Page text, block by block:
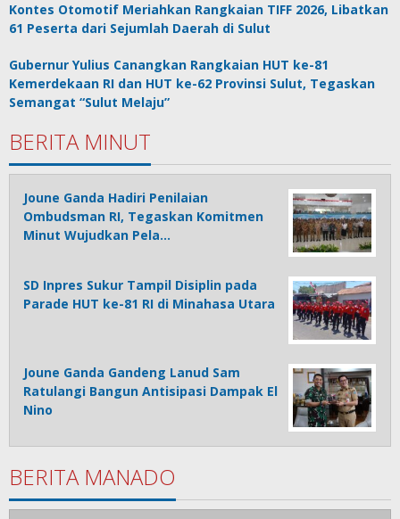
Kontes Otomotif Meriahkan Rangkaian TIFF 2026, Libatkan
61 Peserta dari Sejumlah Daerah di Sulut
Gubernur Yulius Canangkan Rangkaian HUT ke-81
Kemerdekaan RI dan HUT ke-62 Provinsi Sulut, Tegaskan
Semangat “Sulut Melaju”
BERITA MINUT
Joune Ganda Hadiri Penilaian
Ombudsman RI, Tegaskan Komitmen
Minut Wujudkan Pela…
SD Inpres Sukur Tampil Disiplin pada
Parade HUT ke-81 RI di Minahasa Utara
Joune Ganda Gandeng Lanud Sam
Ratulangi Bangun Antisipasi Dampak El
Nino
BERITA MANADO